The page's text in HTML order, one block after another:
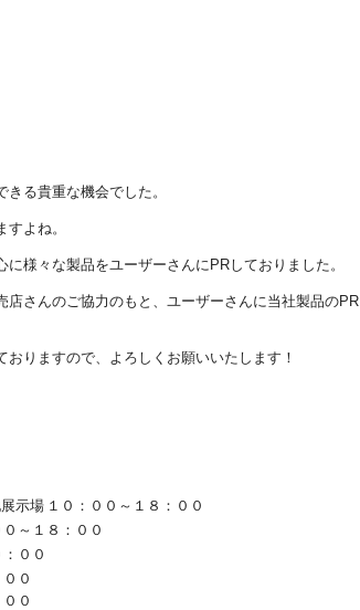
る貴重な機会でした。
よね。
様々な製品をユーザーさんにPRしておりました。
さんのご協力のもと、ユーザーさんに当社製品のPR
りますので、よろしくお願いいたします！
示場 １０：００～１８：００
０～１８：００
００
０
０